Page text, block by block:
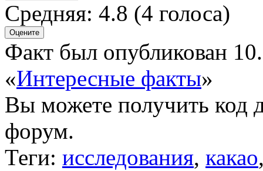
Средняя: 4.8 (4 голоса)
Факт был опубликован
«Интересные факты»
Вы можете получить код
форум.
Теги: исследования, какао